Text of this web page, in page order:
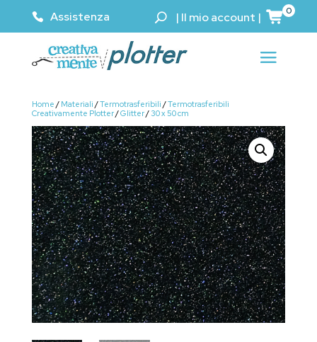
Assistenza | Il mio account | 0
Home / Materiali /Termotrasferibili /Termotrasferibili
Creativamente Plotter/Glitter/ 30 x 50 cm